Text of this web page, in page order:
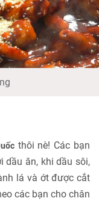
thôi nè! Các bạn
dầu ăn, khi dầu sôi,
lá và ớt được cắt
các bạn cho chân